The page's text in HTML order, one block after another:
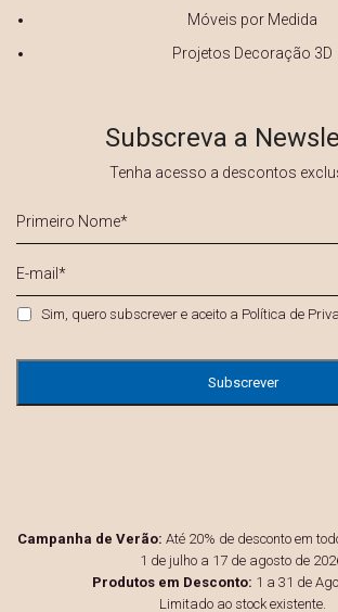
Móveis por Medida
Projetos Decoração 3D
Subscreva a
Tenha acesso a descontos
Nome
*
mail
Privacidade *
Sim, quero subscrever e aceito a Política de
Campanha de Verão: Até 20% de desconto em
1 de julho a 17 de agosto de
Produtos em Desconto: 1 a 31 de
Limitado ao stock existente.